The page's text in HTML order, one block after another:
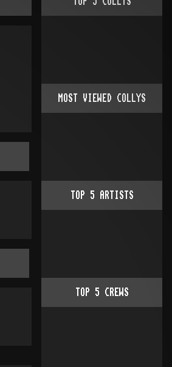
MOST VIEWED COLLYS
TOP 5 ARTISTS
TOP 5 CREWS